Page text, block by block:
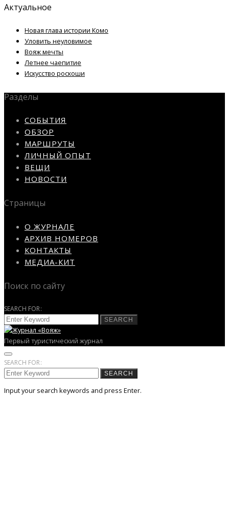
Актуальное
Новая глава истории Комо
Уловить неуловимое
Вояж мечты
Летнее чаепитие
Искусство роскоши
Разделы
СОБЫТИЯ
ОБЗОР
МАРШРУТЫ
ЛИЧНЫЙ ОПЫТ
ВЕЩИ
НОВОСТИ
Страницы
О ЖУРНАЛЕ
АРХИВ НОМЕРОВ
КОНТАКТЫ
МЕДИА-КИТ
Поиск по сайту
SEARCH FOR:
SEARCH
Первый туристический журнал
SEARCH FOR:
SEARCH
Input your search keywords and press Enter.